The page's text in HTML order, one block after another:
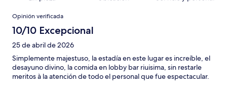
Opiniones
Opinión verificada
10/10 Excepcional
25 de abril de 2026
Simplemente majestuso, la estadía en este lugar es increíble, el
desayuno divino, la comida en lobby bar riuisima, sin restarle
meritos à la atención de todo el personal que fue espectacular.